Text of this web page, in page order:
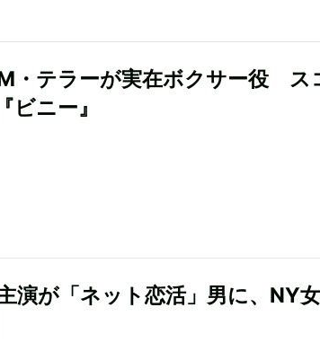
M・テラーが実在ボクサー役 ス
ビニー』
演が「ネット恋活」男に、NY